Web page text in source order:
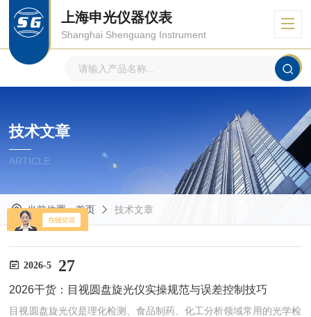
上海申光仪器仪表
Shanghai Shenguang Instrument
技术文章
ARTICLE
当前位置：首页 技术文章
2026-5 27
2026干货：目视圆盘旋光仪实操规范与误差控制技巧
目视圆盘旋光仪是理化检测、食品制药、化工分析领域常用的光学检